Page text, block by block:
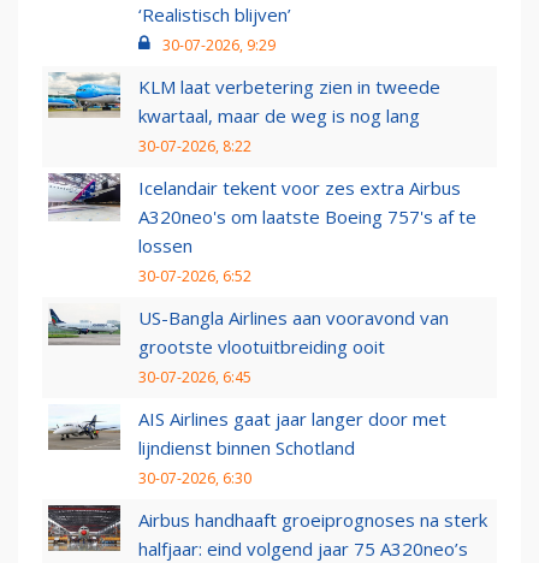
‘Realistisch blijven’
30-07-2026, 9:29
KLM laat verbetering zien in tweede
kwartaal, maar de weg is nog lang
30-07-2026, 8:22
Icelandair tekent voor zes extra Airbus
A320neo's om laatste Boeing 757's af te
lossen
30-07-2026, 6:52
US-Bangla Airlines aan vooravond van
grootste vlootuitbreiding ooit
30-07-2026, 6:45
AIS Airlines gaat jaar langer door met
lijndienst binnen Schotland
30-07-2026, 6:30
Airbus handhaaft groeiprognoses na sterk
halfjaar: eind volgend jaar 75 A320neo’s